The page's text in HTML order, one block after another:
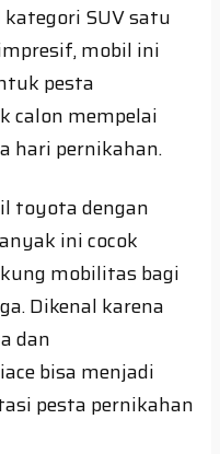
kategori SUV satu
mobil ini
pesta
calon mempelai
hari pernikahan.
toyota dengan
ini cocok
mobilitas bagi
Dikenal karena
dan
bisa menjadi
pesta pernikahan